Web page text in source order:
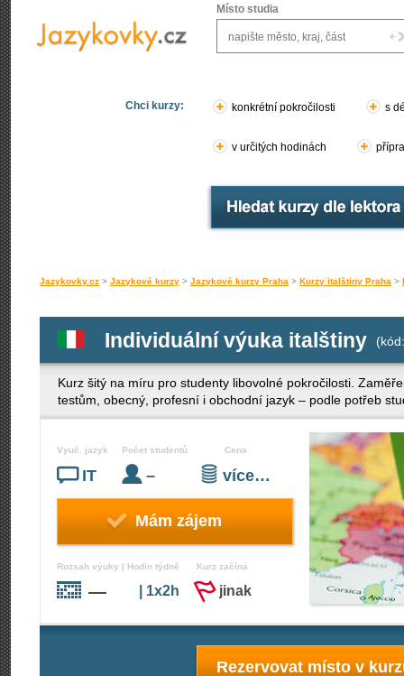
Místo studia
Chci kurzy: konkrétní pokročilosti s
v určitých hodinách
Jazykovky.cz > Jazykové kurzy > Jazykové kurzy Praha > Kurzy italštiny Praha >
Individuální výuka italštiny
Kurz šitý na míru pro studenty libovolné pokročilosti.
testům, obecný, profesní i obchodní jazyk – podle potřeb
Vyuč. jazyk
IT
Počet studentů
–
Cena
více…
Mám zájem
Rozsah výuky | Hodin týdně
— | 1x2h
Kurz začíná
jinak
Rezervovat místo v